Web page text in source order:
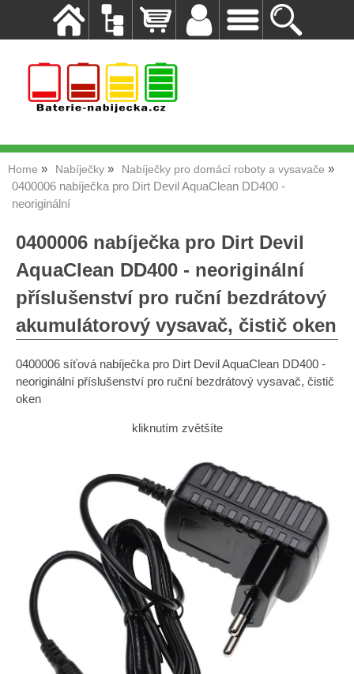
Home Nabíječky Nabíječky pro domácí roboty a vysavače
0400006 nabíječka pro Dirt Devil AquaClean DD400 -
neoriginální
0400006 nabíječka pro Dirt Devil
AquaClean DD400 - neoriginální
příslušenství pro ruční bezdrátový
akumulátorový vysavač, čistič oken
0400006 síťová nabíječka pro Dirt Devil AquaClean DD400 -
neoriginální příslušenství pro ruční bezdrátový vysavač, čistič
oken
kliknutím zvětšíte